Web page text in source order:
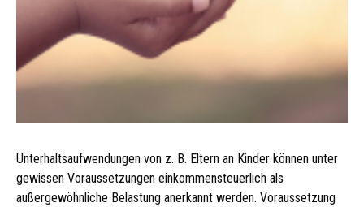
Unterhaltsaufwendungen von z. B. Eltern an Kinder können unter
gewissen Voraussetzungen einkommensteuerlich als
außergewöhnliche Belastung anerkannt werden. Voraussetzung